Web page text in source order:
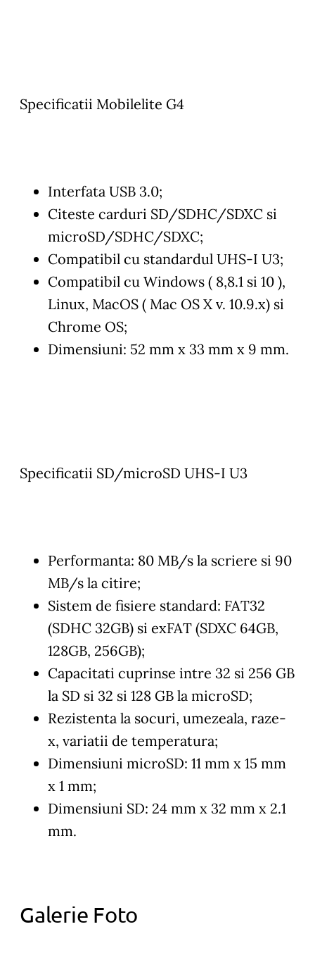
Specificatii Mobilelite G4
Interfata USB 3.0;
Citeste carduri SD/SDHC/SDXC si
microSD/SDHC/SDXC;
Compatibil cu standardul UHS-I U3;
Compatibil cu Windows ( 8,8.1 si 10 ),
Linux, MacOS ( Mac OS X v. 10.9.x) si
Chrome OS;
Dimensiuni: 52 mm x 33 mm x 9 mm.
Specificatii SD/microSD UHS-I U3
Performanta: 80 MB/s la scriere si 90
MB/s la citire;
Sistem de fisiere standard: FAT32
(SDHC 32GB) si exFAT (SDXC 64GB,
128GB, 256GB);
Capacitati cuprinse intre 32 si 256 GB
la SD si 32 si 128 GB la microSD;
Rezistenta la socuri, umezeala, raze-
x, variatii de temperatura;
Dimensiuni microSD: 11 mm x 15 mm
x 1 mm;
Dimensiuni SD: 24 mm x 32 mm x 2.1
mm.
Galerie Foto